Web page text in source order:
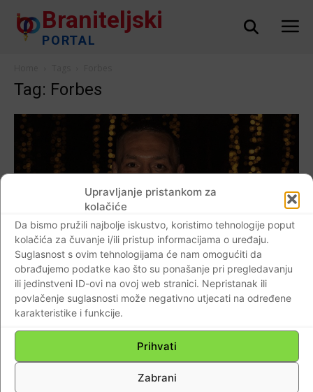
Upravljanje pristankom za
kolačiće
Da bismo pružili najbolje iskustvo, koristimo tehnologije poput
kolačića za čuvanje i/ili pristup informacijama o uređaju.
Suglasnost s ovim tehnologijama će nam omogućiti da
obrađujemo podatke kao što su ponašanje pri pregledavanju
ili jedinstveni ID-ovi na ovoj web stranici. Nepristanak ili
povlačenje suglasnosti može negativno utjecati na određene
karakteristike i funkcije.
Prihvati
Zabrani
Braniteljski
PORTAL
Tag: Forbes
AKTUALNO
IDE MU-NAJBOGATIJI SPORTAŠ SVIJETA
NEMA NITI JEDNU POBJEDU, A
ZARAĐUJE NAJVIŠE! ŠTO GOD TAKNE,
PRETVARA SE U ZLATO